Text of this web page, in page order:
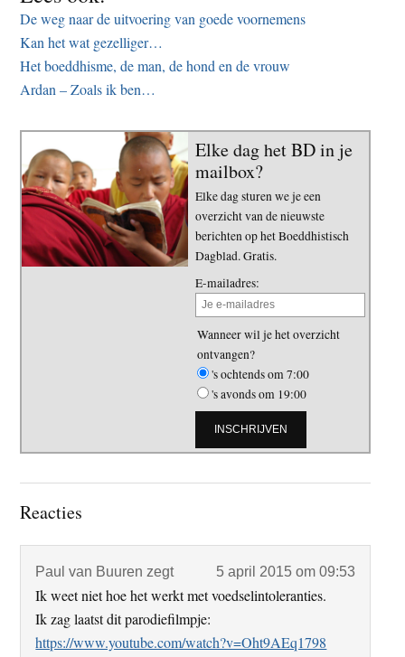
De weg naar de uitvoering van goede voornemens
Kan het wat gezelliger…
Het boeddhisme, de man, de hond en de vrouw
Ardan – Zoals ik ben…
Elke dag het BD in je
mailbox?
Elke dag sturen we je een
overzicht van de nieuwste
berichten op het Boeddhistisch
Dagblad. Gratis.
E-mailadres:
Wanneer wil je het overzicht
ontvangen?
's ochtends om 7:00
's avonds om 19:00
Lees
Reacties
Paul van Buuren zegt 5 april 2015 om 09:53
Ik weet niet hoe het werkt met voedselintoleranties.
Ik zag laatst dit parodiefilmpje:
https://www.youtube.com/watch?v=Oht9AEq1798